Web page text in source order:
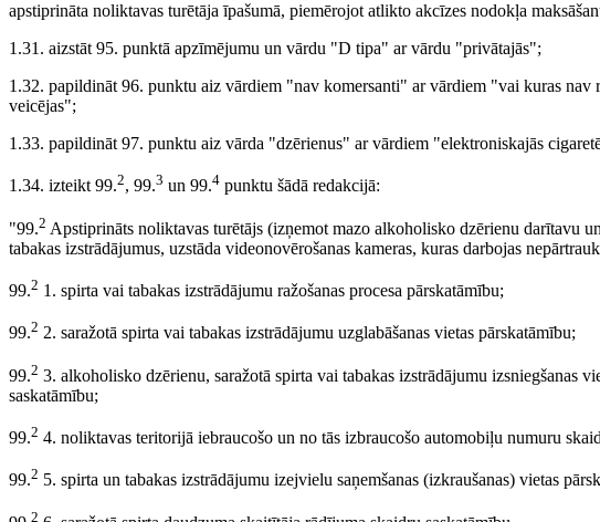
apstiprināta noliktavas turētāja īpašumā, piemērojot atlikto akcīzes nodokļa
1.31. aizstāt 95. punktā apzīmējumu un vārdu "D tipa" ar vārdu "privātajās";
1.32. papildināt 96. punktu aiz vārdiem "nav komersanti" ar vārdiem "vai kuras nav
veicējas";
1.33. papildināt 97. punktu aiz vārda "dzērienus" ar vārdiem "elektroniskajās
1.34. izteikt 99.2, 99.3 un 99.4 punktu šādā redakcijā:
"99.2 Apstiprināts noliktavas turētājs (izņemot mazo alkoholisko dzērienu darītavu
tabakas izstrādājumus, uzstāda videonovērošanas kameras, kuras darbojas
99.2 1. spirta vai tabakas izstrādājumu ražošanas procesa pārskatāmību;
99.2 2. saražotā spirta vai tabakas izstrādājumu uzglabāšanas vietas pārskatāmību;
99.2 3. alkoholisko dzērienu, saražotā spirta vai tabakas izstrādājumu izsniegšanas
saskatāmību;
99.2 4. noliktavas teritorijā iebraucošo un no tās izbraucošo automobiļu numuru
99.2 5. spirta un tabakas izstrādājumu izejvielu saņemšanas (izkraušanas) vietas
2